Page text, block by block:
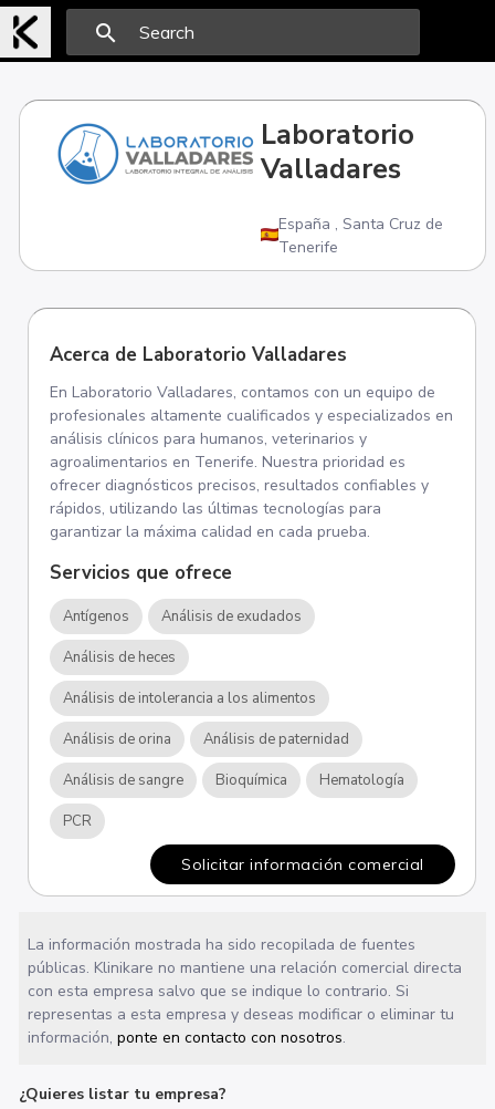
search
Laboratorio
Valladares
España ,Santa Cruz de
Tenerife
Acerca de Laboratorio Valladares
En Laboratorio Valladares, contamos con un equipo de
profesionales altamente cualificados y especializados en
análisis clínicos para humanos, veterinarios y
agroalimentarios en Tenerife. Nuestra prioridad es
ofrecer diagnósticos precisos, resultados confiables y
rápidos, utilizando las últimas tecnologías para
garantizar la máxima calidad en cada prueba.
Servicios que ofrece
Antígenos Análisis de exudados
Análisis de heces
Análisis de intolerancia a los alimentos
Análisis de orina Análisis de paternidad
Análisis de sangre Bioquímica Hematología
PCR
Solicitar información comercial
La información mostrada ha sido recopilada de fuentes
públicas. Klinikare no mantiene una relación comercial directa
con esta empresa salvo que se indique lo contrario. Si
representas a esta empresa y deseas modificar o eliminar tu
información,ponte en contacto con nosotros.
¿Quieres listar tu empresa?